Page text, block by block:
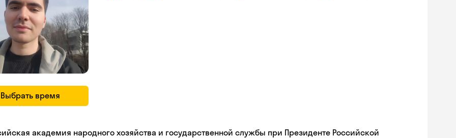
Выбрать время
академия народного хозяйства и государственной службы при Президенте Российской